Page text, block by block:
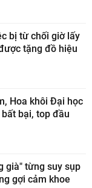
bị từ chối giờ lấy
tặng đồ hiệu
Hoa khôi Đại học
bại, top đầu
già" từng suy sụp
gợi cảm khoe